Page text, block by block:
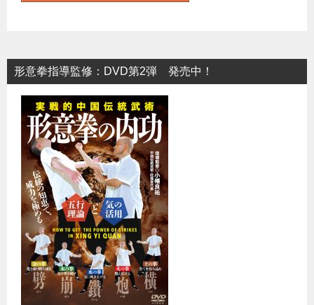
形意拳指導監修：DVD第2弾 発売中！